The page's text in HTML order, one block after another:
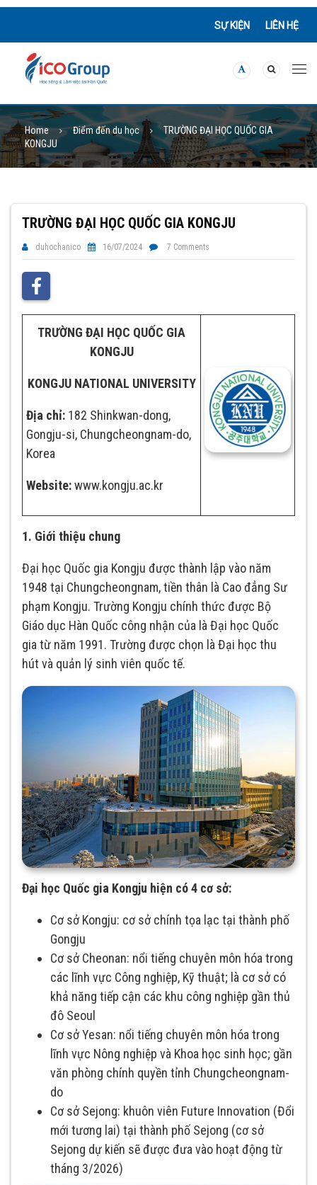
SỰ KIỆN LIÊN HỆ
Home Điểm đến du học
TRƯỜNG ĐẠI HỌC QUỐC GIA
KONGJU
TRƯỜNG ĐẠI HỌC QUỐC GIA KONGJU
duhochanico 16/07/2024 7 Comments
TRƯỜNG ĐẠI HỌC QUỐC GIA
KONGJU
KONGJU NATIONAL UNIVERSITY
Địa chỉ: 182 Shinkwan-dong,
Gongju-si, Chungcheongnam-do,
Korea
Website:www.kongju.ac.kr
1. Giới thiệu chung
Đại học Quốc gia Kongju được thành lập vào năm
1948 tại Chungcheongnam, tiền thân là Cao đẳng Sư
phạm Kongju. Trường Kongju chính thức được Bộ
Giáo dục Hàn Quốc công nhận của là Đại học Quốc
gia từ năm 1991. Trường được chọn là Đại học thu
hút và quản lý sinh viên quốc tế.
Đại học Quốc gia Kongju hiện có 4 cơ sở:
Cơ sở Kongju: cơ sở chính tọa lạc tại thành phố
Gongju
Cơ sở Cheonan: nổi tiếng chuyên môn hóa trong
các lĩnh vực Công nghiệp, Kỹ thuật; là cơ sở có
khả năng tiếp cận các khu công nghiệp gần thủ
đô Seoul
Cơ sở Yesan: nổi tiếng chuyên môn hóa trong
lĩnh vực Nông nghiệp và Khoa học sinh học; gần
văn phòng chính quyền tỉnh Chungcheongnam-
do
Cơ sở Sejong: khuôn viên Future Innovation (Đổi
mới tương lai) tại thành phố Sejong (cơ sở
Sejong dự kiến sẽ được đưa vào hoạt động từ
tháng 3/2026)